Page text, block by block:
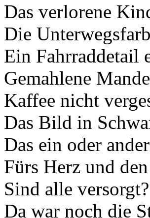
Das verlorene
Die
Ein Fahrraddetail
Gemahlene
Kaffee nicht
Das Bild in
Das ein oder
Fürs Herz und
Sind alle versorgt?
Da war noch die